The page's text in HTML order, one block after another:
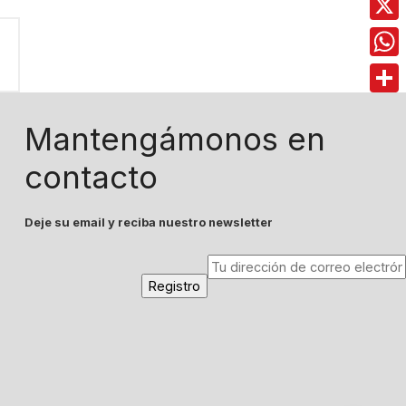
Mantengámonos en
contacto
Deje su email y reciba nuestro newsletter
X